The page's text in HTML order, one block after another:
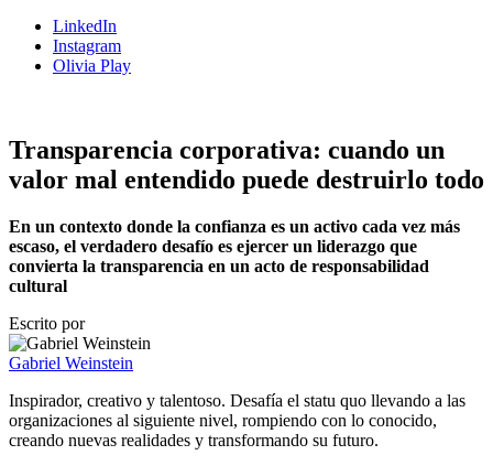
LinkedIn
Instagram
Olivia Play
Transparencia corporativa: cuando un
valor mal entendido puede destruirlo todo
En un contexto donde la confianza es un activo cada vez más
escaso, el verdadero desafío es ejercer un liderazgo que
convierta la transparencia en un acto de responsabilidad
cultural
Escrito por
Gabriel Weinstein
Inspirador, creativo y talentoso. Desafía el statu quo llevando a las
organizaciones al siguiente nivel, rompiendo con lo conocido,
creando nuevas realidades y transformando su futuro.